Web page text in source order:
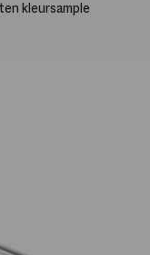
kleursample